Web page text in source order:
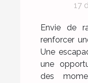
17
Envie de
renforcer
Une
une
des